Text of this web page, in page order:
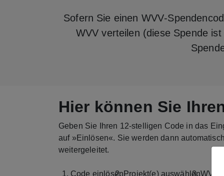
Sofern Sie einen
WVV verteilen (diese Spende
Hier können Sie
Geben Sie Ihren 12‑stelligen Code in das
auf »Einlösen«. Sie werden dann
weitergeleitet.
Code einlösen Projekt(e) auswählen